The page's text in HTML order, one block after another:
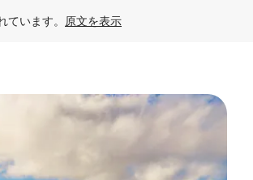
います。 原文を表示